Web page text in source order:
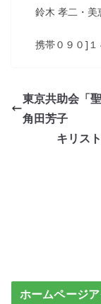
鈴木 孝二・美
携帯０９０]１
東京共助会「
角田芳子
キリス
ホームページ